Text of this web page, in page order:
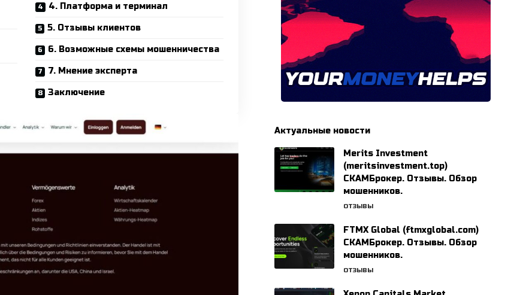
4. Платформа и терминал
5. Отзывы клиентов
6. Возможные схемы мошенничества
7. Мнение эксперта
Заключение
Актуальные новости
Merits Investment
(meritsinvestment.top)
СКАМБрокер. Отзывы. Обзор
мошенников.
ОТЗЫВЫ
FTMX Global (ftmxglobal.com)
СКАМБрокер. Отзывы. Обзор
мошенников.
ОТЗЫВЫ